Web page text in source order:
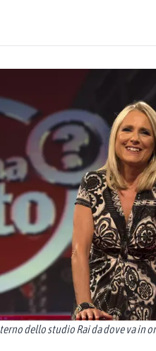
dello studio Rai da dove va in